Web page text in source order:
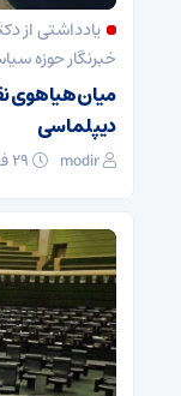
یادداشتی از
خبرنگار حوزه
میان هیاهوی
دیپلماسی
modir